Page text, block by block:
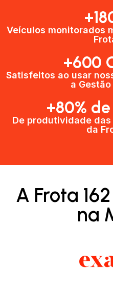
Veículos monitorados
+600
Satisfeitos ao usar
a
+80%
De produtividade
da
A Frota
na